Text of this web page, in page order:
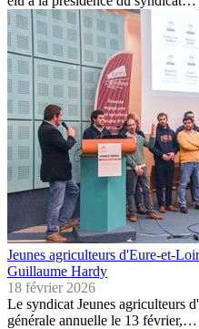
Jeunes agriculteurs d'Eure-et-
Guillaume Hardy
18 février 2026
Le syndicat Jeunes agriculteurs
générale annuelle le 13 février,…